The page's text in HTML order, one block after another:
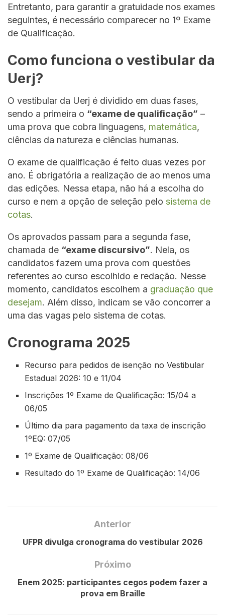
Entretanto, para garantir a gratuidade nos exames
seguintes, é necessário comparecer no 1º Exame
de Qualificação.
Como funciona o vestibular da
Uerj?
O vestibular da Uerj é dividido em duas fases,
sendo a primeira o “exame de qualificação” –
uma prova que cobra linguagens, matemática,
ciências da natureza e ciências humanas.
O exame de qualificação é feito duas vezes por
ano. É obrigatória a realização de ao menos uma
das edições. Nessa etapa, não há a escolha do
curso e nem a opção de seleção pelo sistema de
cotas.
Os aprovados passam para a segunda fase,
chamada de “exame discursivo”. Nela, os
candidatos fazem uma prova com questões
referentes ao curso escolhido e redação. Nesse
momento, candidatos escolhem a graduação que
desejam. Além disso, indicam se vão concorrer a
uma das vagas pelo sistema de cotas.
Cronograma 2025
Recurso para pedidos de isenção no Vestibular
Estadual 2026: 10 e 11/04
Inscrições 1º Exame de Qualificação: 15/04 a
06/05
Último dia para pagamento da taxa de inscrição
1ºEQ: 07/05
1º Exame de Qualificação: 08/06
Resultado do 1º Exame de Qualificação: 14/06
Anterior
UFPR divulga cronograma do vestibular 2026
Próximo
Enem 2025: participantes cegos podem fazer a
prova em Braille